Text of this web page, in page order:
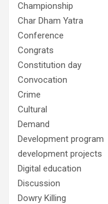
Championship
Char Dham Yatra
Conference
Congrats
Constitution day
Convocation
Crime
Cultural
Demand
Development program
development projects
Digital education
Discussion
Dowry Killing